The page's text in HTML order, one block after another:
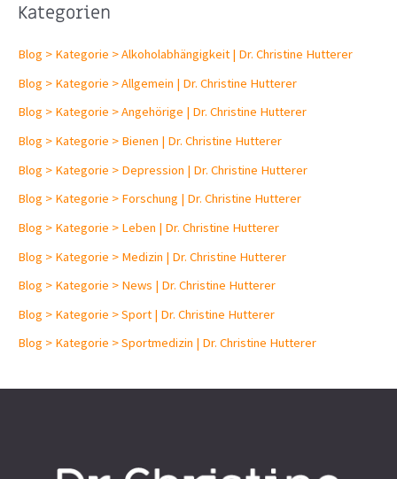
h
Kategorien
Blog > Kategorie > Alkoholabhängigkeit | Dr. Christine Hutterer
Blog > Kategorie > Allgemein | Dr. Christine Hutterer
Blog > Kategorie > Angehörige | Dr. Christine Hutterer
Blog > Kategorie > Bienen | Dr. Christine Hutterer
Blog > Kategorie > Depression | Dr. Christine Hutterer
Blog > Kategorie > Forschung | Dr. Christine Hutterer
Blog > Kategorie > Leben | Dr. Christine Hutterer
Blog > Kategorie > Medizin | Dr. Christine Hutterer
Blog > Kategorie > News | Dr. Christine Hutterer
Blog > Kategorie > Sport | Dr. Christine Hutterer
Blog > Kategorie > Sportmedizin | Dr. Christine Hutterer